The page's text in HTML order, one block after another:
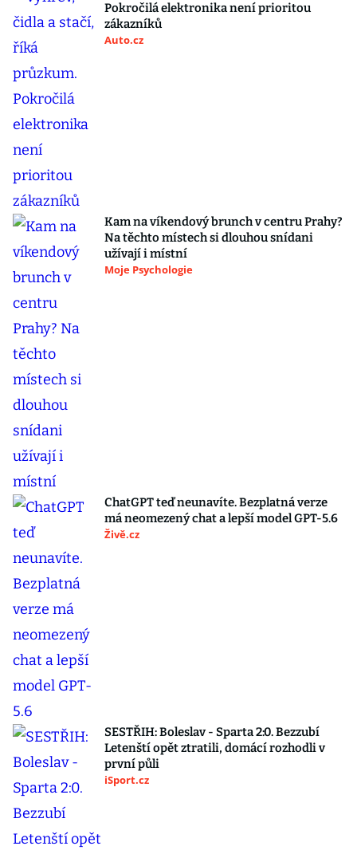
Pokročilá elektronika není prioritou
zákazníků
Auto.cz
Kam na víkendový brunch v centru Prahy?
Na těchto místech si dlouhou snídani
užívají i místní
Moje Psychologie
ChatGPT teď neunavíte. Bezplatná verze
má neomezený chat a lepší model GPT-5.6
Živě.cz
SESTŘIH: Boleslav - Sparta 2:0. Bezzubí
Letenští opět ztratili, domácí rozhodli v
první půli
iSport.cz